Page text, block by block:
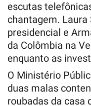
escutas
chantagem. Laura
presidencial e
da Colômbia na
enquanto as
O Ministério
duas malas
roubadas da casa